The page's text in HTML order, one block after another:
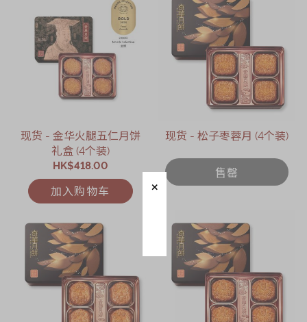
现货 - 金华火腿五仁月饼
礼盒 (4个装)
HK$418.00
加入购物车
现货 - 松子枣蓉月 (4个装)
售罄